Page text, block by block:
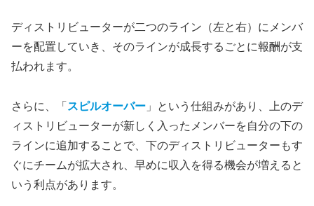
ディストリビューターが二つのライン（左と右）にメンバ
ーを配置していき、そのラインが成長するごとに報酬が支
払われます。
さらに、「 スピルオーバー 」という仕組みがあり、上のデ
ィストリビューターが新しく入ったメンバーを自分の下の
ラインに追加することで、下のディストリビューターもす
ぐにチームが拡大され、早めに収入を得る機会が増えると
いう利点があります。